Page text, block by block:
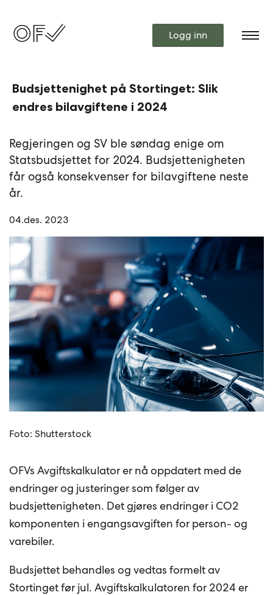
Logg inn
Budsjettenighet på Stortinget: Slik
endres bilavgiftene i 2024
Regjeringen og SV ble søndag enige om
Statsbudsjettet for 2024. Budsjettenigheten
får også konsekvenser for bilavgiftene neste
år.
04.des. 2023
Foto: Shutterstock
OFVs Avgiftskalkulator er nå oppdatert med de
endringer og justeringer som følger av
budsjettenigheten. Det gjøres endringer i CO2
komponenten i engangsavgiften for person- og
varebiler.
Budsjettet behandles og vedtas formelt av
Stortinget før jul. Avgiftskalkulatoren for 2024 er